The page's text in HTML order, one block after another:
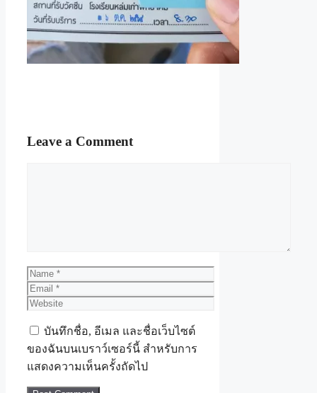
Leave a Comment
Name
Email
Website
บันทึกชื่อ, อีเมล และชื่อเว็บไซต์
ของฉันบนเบราว์เซอร์นี้ สำหรับการ
แสดงความเห็นครั้งถัดไป